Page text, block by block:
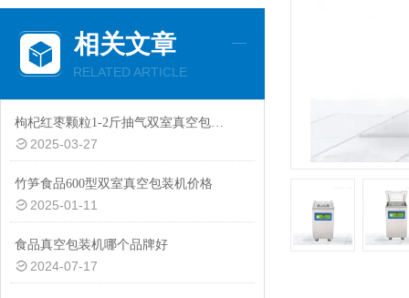
相关文章
RELATED ARTICLE
枸杞红枣颗粒1-2斤抽气双室真空包装机厂家定制
2025-03-27
竹笋食品600型双室真空包装机价格
2025-01-11
食品真空包装机哪个品牌好
2024-07-17